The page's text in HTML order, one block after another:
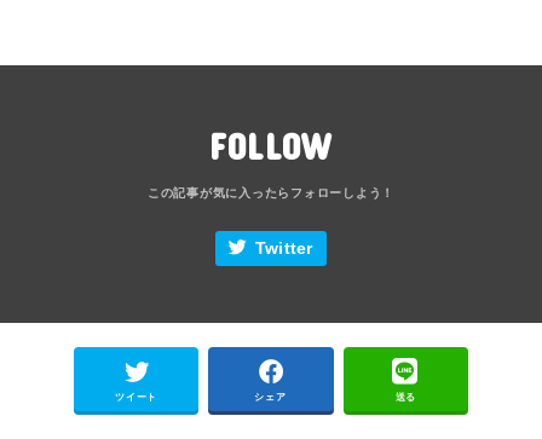
FOLLOW
Twitter
ツイート シェア 送る